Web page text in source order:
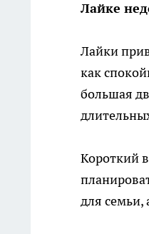
Лайке
Лайки
как
большая
Короткий
для семьи,